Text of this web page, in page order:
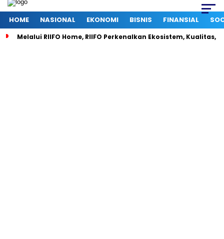
HOME NASIONAL EKONOMI BISNIS FINANSIAL
Melalui RIIFO Home, RIIFO Perkenalkan Ekosistem, Kualitas,